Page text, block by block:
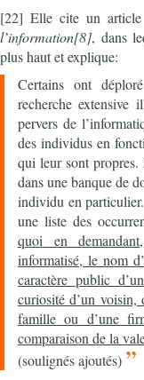
[22] Elle cite un
l’information[8], dans
plus haut et explique:
Certains ont
recherche extensive
pervers de
des individus en
qui leur sont propres.
dans une banque de
individu en
une liste des
quoi en
informatisé, le nom
caractère public
curiosité d’un voisin,
famille ou d’une
comparaison de la
(soulignés ajoutés) ”